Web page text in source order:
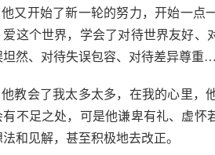
他又开始了新一轮的努力，开始一点
爱这个世界，学会了对待世界友好
坦然、对待失误包容、对待差异尊
他教会了我太多太多，在我的心里，
有不足之处，可是他谦卑有礼、虚怀
法和见解，甚至积极地去改正。